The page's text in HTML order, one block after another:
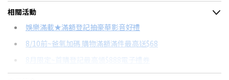
信用卡分期
分期數 每期金額 配合銀行/業者
相關活動
娛樂滿載★滿額登記抽豪華影音好禮
8/10前~爸氣加碼 購物滿額滿件最高送$68
8月限定~首購登記最高領$888電子禮券
台灣大哥大Open Possible聯名卡滿額最高回饋25%